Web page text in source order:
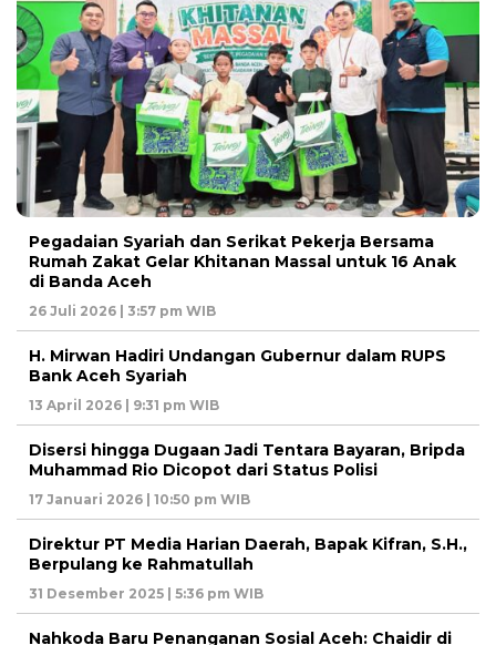
Pegadaian Syariah dan Serikat Pekerja Bersama
Rumah Zakat Gelar Khitanan Massal untuk 16 Anak
di Banda Aceh
26 Juli 2026 | 3:57 pm WIB
H. Mirwan Hadiri Undangan Gubernur dalam RUPS
Bank Aceh Syariah
13 April 2026 | 9:31 pm WIB
Disersi hingga Dugaan Jadi Tentara Bayaran, Bripda
Muhammad Rio Dicopot dari Status Polisi
17 Januari 2026 | 10:50 pm WIB
Direktur PT Media Harian Daerah, Bapak Kifran, S.H.,
Berpulang ke Rahmatullah
31 Desember 2025 | 5:36 pm WIB
Nahkoda Baru Penanganan Sosial Aceh: Chaidir di